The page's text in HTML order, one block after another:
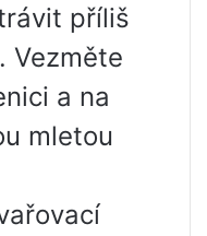
příliš
Vezměte
a na
mletou